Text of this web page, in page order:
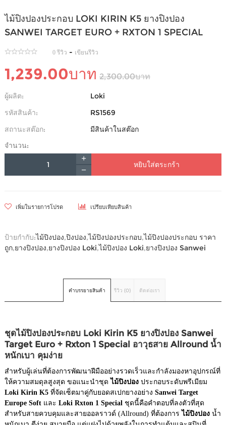
ไม้ปิงปองประกอบ LOKI KIRIN K5 ยางปิงปอง
SANWEI TARGET EURO + RXTON 1 SPECIAL
0 รีวิว - เขียนรีวิว
1,239.00บาท 2,300.00บาท
ผู้ผลิต:
Loki
รหัสสินค้า:
RS1569
สถานะสต๊อก:
มีสินค้าในสต๊อก
จำนวน:
หยิบใส่ตระกร้า
เพิ่มในรายการโปรด เปรียบเทียบสินค้า
ป้ายกำกับ:ไม้ปิงปอง,ปิงปอง,ไม้ปิงปองประกอบ,ไม้ปิงปองประกอบ ราคา
ถูก,ยางปิงปอง,ยางปิงปอง Loki,ไม้ปิงปอง Loki,ยางปิงปอง Sanwei
คำบรรยายสินค้า รีวิว (0) ติดต่อเรา
ชุดไม้ปิงปองประกอบ Loki Kirin K5 ยางปิงปอง Sanwei
Target Euro + Rxton 1 Special อาวุธสาย Allround น้ำ
หนักเบา คุมง่าย
สำหรับผู้เล่นที่ต้องการพัฒนาฝีมืออย่างรวดเร็วและกำลังมองหาอุปกรณ์ที่
ให้ความสมดุลสูงสุด ขอแนะนำชุด ไม้ปิงปอง ประกอบระดับพรีเมียม
Loki Kirin K5 ที่จัดเซ็ตมาคู่กับยอดสเปกยางอย่าง Sanwei Target
Europe Soft และ Loki Rxton 1 Special ชุดนี้คือคำตอบที่ลงตัวที่สุด
สำหรับสายควบคุมและสายออลราวด์ (Allround) ที่ต้องการ ไม้ปิงปอง น้ำ